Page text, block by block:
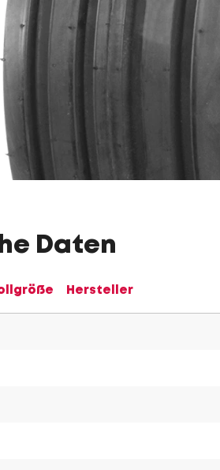
Daten
Hersteller